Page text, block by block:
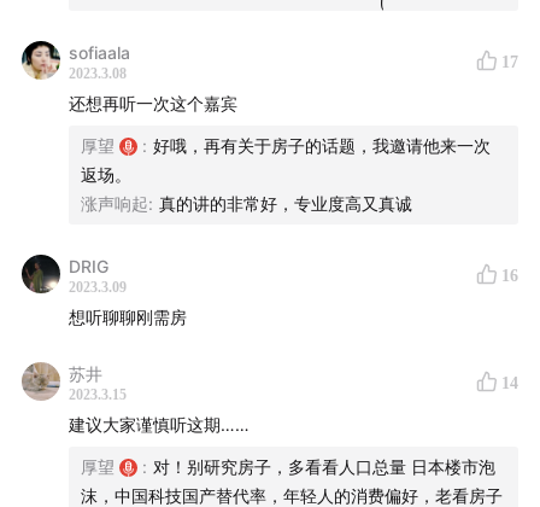
1:11:32我对杠杆率的容忍度很低
炒房的人，一般死在什么坑里？
买房表格，强烈安利大家用起来！
1:24:25刚需和改善，未来谁更好？
1:25:37京沪老破小的价值
如何利用好这套房价趋势的工具？
sofiaala
2023.3.08
17
还想再听一次这个嘉宾
厚望 : 好哦，再有关于房子的话题，我邀请他来一次
返场。
涨声响起: 真的讲的非常好，专业度高又真诚
DRIG
2023.3.09
16
想听聊聊刚需房
苏井
2023.3.15
14
建议大家谨慎听这期……
厚望 : 对！别研究房子，多看看人口总量 日本楼市泡
沫，中国科技国产替代率，年轻人的消费偏好，老看房子